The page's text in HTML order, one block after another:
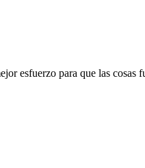
esfuerzo para que las cosas